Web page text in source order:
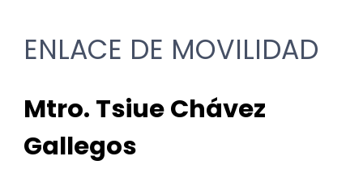
ENLACE DE MOVILIDAD
Mtro. Tsiue Chávez
Gallegos